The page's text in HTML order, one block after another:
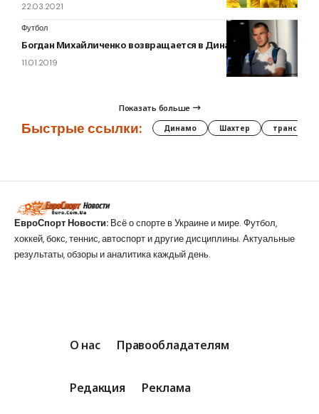
22.03.2021
Футбол
Богдан Михайличенко возвращается в Динамо?
11.01.2019
Показать больше
Быстрые ссылки: Динамо Шахтер трансферы
ЕвроСпорт Новости: Всё о спорте в Украине и мире. Футбол,
хоккей, бокс, теннис, автоспорт и другие дисциплины. Актуальные
результаты, обзоры и аналитика каждый день.
О нас Правообладателям
Редакция Реклама